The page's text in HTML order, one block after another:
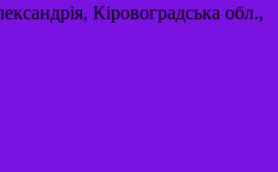
Кіровоградська обл.,